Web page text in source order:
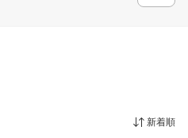
新着順